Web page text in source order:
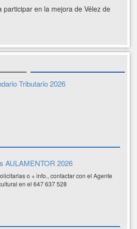
participar en la mejora de Vélez de
Tributario 2026
AULAMENTOR 2026
o + info., contactar con el Agente
en el 647 637 528